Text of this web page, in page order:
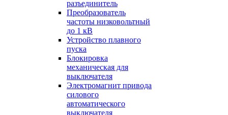
разъединитель
Преобразователь
частоты низковольтный
до 1 кВ
Устройство плавного
пуска
Блокировка
механическая для
выключателя
Электромагнит привода
силового
автоматического
выключателя